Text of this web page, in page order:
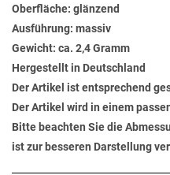
Oberfläche: glänzend
Ausführung: massiv
Gewicht: ca. 2,4 Gramm
Hergestellt in Deutschland
Der Artikel ist entsprechend
Der Artikel wird in einem
Bitte beachten Sie die
ist zur besseren Darstellung